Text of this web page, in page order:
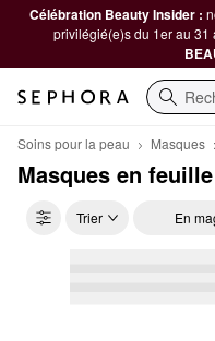
Célébration Beauty Insider :
privilégié(e)s du 1er au 31
Soins pour la peau Masques
Masques en feuille
Trier En